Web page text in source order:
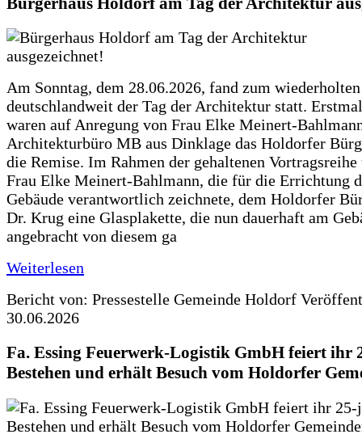
Am Sonntag, dem 28.06.2026, fand zum
deutschlandweit der Tag der Architektur statt.
waren auf Anregung von Frau Elke Meinert-
Architekturbüro MB aus Dinklage das Holdorfer
die Remise. Im Rahmen der gehaltenen
Frau Elke Meinert-Bahlmann, die für die Errichtung
Gebäude verantwortlich zeichnete, dem Holdorfer
Dr. Krug eine Glasplakette, die nun dauerhaft am
angebracht von diesem ga
Weiterlesen
Bericht von: Pressestelle Gemeinde Holdorf
30.06.2026
Fa. Essing Feuerwerk-Logistik GmbH feiert ihr
Bestehen und erhält Besuch vom Holdorfer